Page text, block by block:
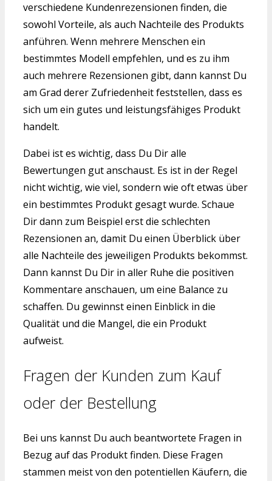
verschiedene Kundenrezensionen finden, die
sowohl Vorteile, als auch Nachteile des Produkts
anführen. Wenn mehrere Menschen ein
bestimmtes Modell empfehlen, und es zu ihm
auch mehrere Rezensionen gibt, dann kannst Du
am Grad derer Zufriedenheit feststellen, dass es
sich um ein gutes und leistungsfähiges Produkt
handelt.
Dabei ist es wichtig, dass Du Dir alle
Bewertungen gut anschaust. Es ist in der Regel
nicht wichtig, wie viel, sondern wie oft etwas über
ein bestimmtes Produkt gesagt wurde. Schaue
Dir dann zum Beispiel erst die schlechten
Rezensionen an, damit Du einen Überblick über
alle Nachteile des jeweiligen Produkts bekommst.
Dann kannst Du Dir in aller Ruhe die positiven
Kommentare anschauen, um eine Balance zu
schaffen. Du gewinnst einen Einblick in die
Qualität und die Mangel, die ein Produkt
aufweist.
Fragen der Kunden zum Kauf
oder der Bestellung
Bei uns kannst Du auch beantwortete Fragen in
Bezug auf das Produkt finden. Diese Fragen
stammen meist von den potentiellen Käufern, die